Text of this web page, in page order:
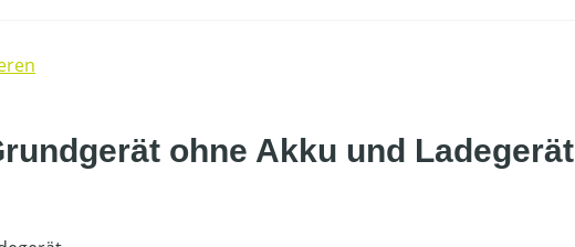
ohne Akku und Ladegerät